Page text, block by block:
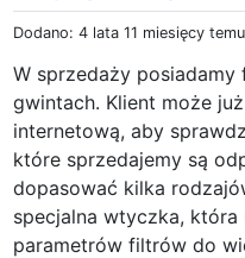
Dodano: 4 lata 11 miesięcy temu
W sprzedaży
gwintach. Klient może
internetową, aby
które sprzedajemy są
dopasować kilka
specjalna wtyczka, która
parametrów filtrów do